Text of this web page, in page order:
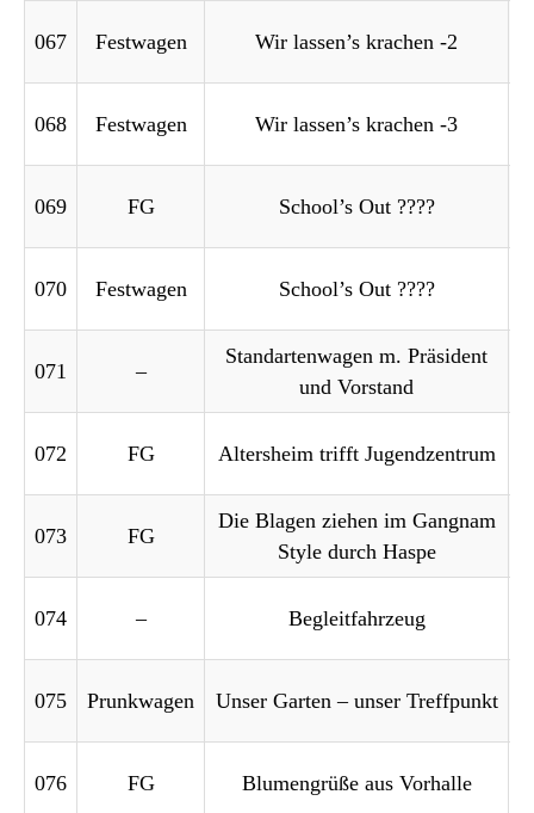
067 Festwagen Wir lassen’s krachen -2
068 Festwagen Wir lassen’s krachen -3
069 FG School’s Out ????
070 Festwagen School’s Out ????
071 –
Standartenwagen m. Präsident
und Vorstand
072 FG Altersheim trifft Jugendzentrum
073 FG
Die Blagen ziehen im Gangnam
Style durch Haspe
074 – Begleitfahrzeug
075 Prunkwagen Unser Garten – unser Treffpunkt
076 FG Blumengrüße aus Vorhalle